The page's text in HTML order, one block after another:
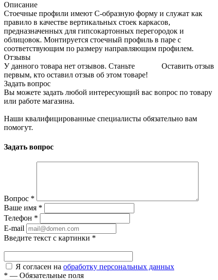
Описание
Стоечные профили имеют С-образную форму и служат как
правило в качестве вертикальных стоек каркасов,
предназначенных для гипсокартонных перегородок и
облицовок. Монтируется стоечный профиль в паре с
соответствующим по размеру направляющим профилем.
Отзывы
Оставить отзыв
У данного товара нет отзывов. Станьте
первым, кто оставил отзыв об этом товаре!
Задать вопрос
Вы можете задать любой интересующий вас вопрос по товару
или работе магазина.
Наши квалифицированные специалисты обязательно вам
помогут.
Задать вопрос
Вопрос *
Ваше имя *
Телефон *
E-mail
Введите текст с картинки *
Я согласен на обработку персональных данных
* — Обязательные поля